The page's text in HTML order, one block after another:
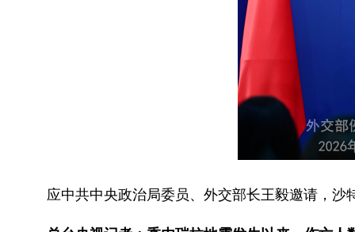
应中共中央政治局委员、外交部长王毅邀请，沙